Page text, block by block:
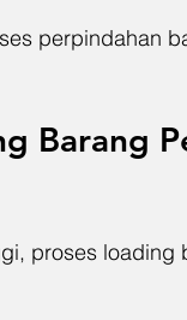
perpindahan
Barang
proses loading